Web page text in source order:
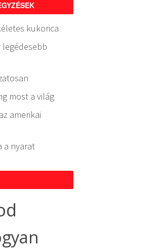
kukorica
legédesebb
most a világ
amerikai
a nyarat